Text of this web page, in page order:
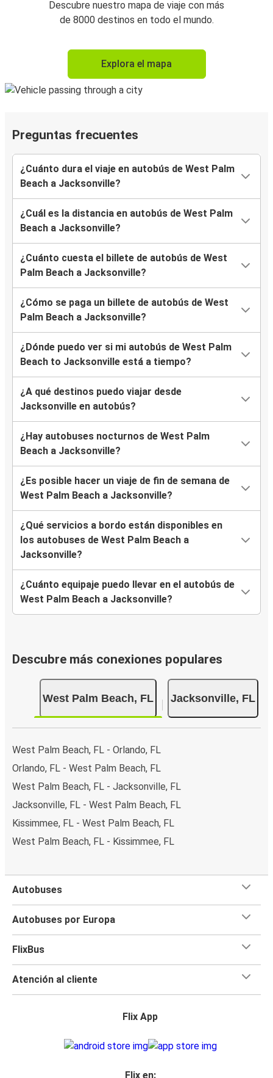
Descubre nuestro mapa de viaje con más
de 8000 destinos en todo el mundo.
Explora el mapa
Preguntas frecuentes
¿Cuánto dura el viaje en autobús de West Palm
Beach a Jacksonville?
¿Cuál es la distancia en autobús de West Palm
Beach a Jacksonville?
¿Cuánto cuesta el billete de autobús de West
Palm Beach a Jacksonville?
¿Cómo se paga un billete de autobús de West
Palm Beach a Jacksonville?
¿Dónde puedo ver si mi autobús de West Palm
Beach to Jacksonville está a tiempo?
¿A qué destinos puedo viajar desde
Jacksonville en autobús?
¿Hay autobuses nocturnos de West Palm
Beach a Jacksonville?
¿Es posible hacer un viaje de fin de semana de
West Palm Beach a Jacksonville?
¿Qué servicios a bordo están disponibles en
los autobuses de West Palm Beach a
Jacksonville?
¿Cuánto equipaje puedo llevar en el autobús de
West Palm Beach a Jacksonville?
Descubre más conexiones populares
West Palm Beach, FL Jacksonville, FL
West Palm Beach, FL - Orlando, FL
Orlando, FL - West Palm Beach, FL
West Palm Beach, FL - Jacksonville, FL
Jacksonville, FL - West Palm Beach, FL
Kissimmee, FL - West Palm Beach, FL
West Palm Beach, FL - Kissimmee, FL
Autobuses
Autobuses por Europa
FlixBus
Atención al cliente
Flix App
Flix en: